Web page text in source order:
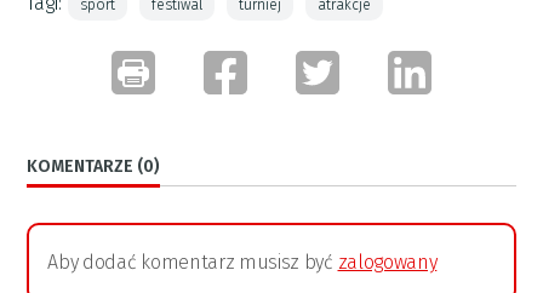
sport festiwal turniej atrakcje
KOMENTARZE (0)
Aby dodać komentarz musisz być zalogowany